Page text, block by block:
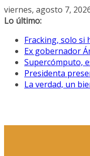
Saltar
al
viernes, agosto 7,
Lo último:
Fracking, solo si
Ex gobernador
Supercómputo,
Presidenta
La verdad, un